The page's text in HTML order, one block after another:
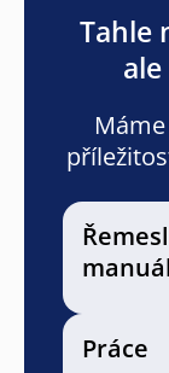
Tahle
Práce